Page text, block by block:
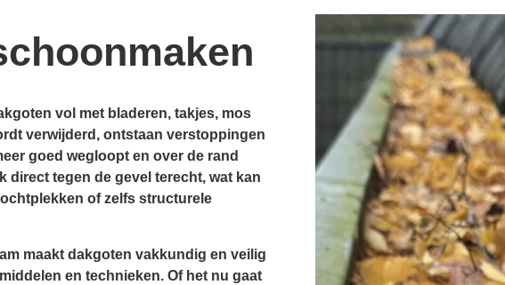
vol met bladeren, takjes, mos
verwijderd, ontstaan verstoppingen
goed wegloopt en over de rand
direct tegen de gevel terecht, wat kan
of zelfs structurele
maakt dakgoten vakkundig en veilig
en technieken. Of het nu gaat